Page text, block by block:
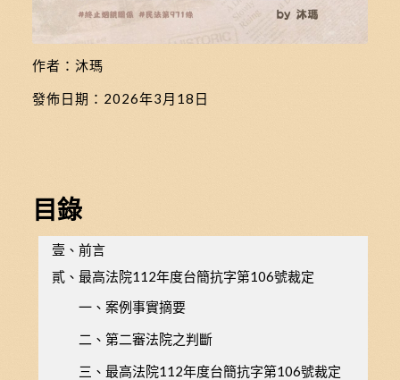
作者：沐瑪
發佈日期： 2026年3月18日
目錄
壹、前言
貳、最高法院112年度台簡抗字第106號裁定
一、案例事實摘要
二、第二審法院之判斷
三、最高法院112年度台簡抗字第106號裁定